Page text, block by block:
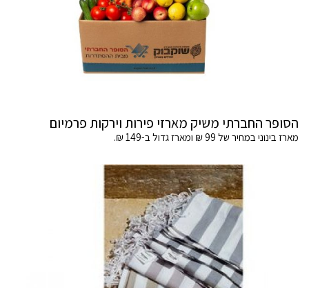
הסופר החברתי משיק מארזי פירות וירקות פרמיום
מארז בינוני במחיר של 99 ₪ ומארז גדול ב-149 ₪.